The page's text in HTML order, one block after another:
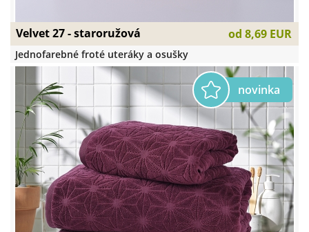
Velvet 27 - staroružová od 8,69 EUR
Jednofarebné froté uteráky a osušky